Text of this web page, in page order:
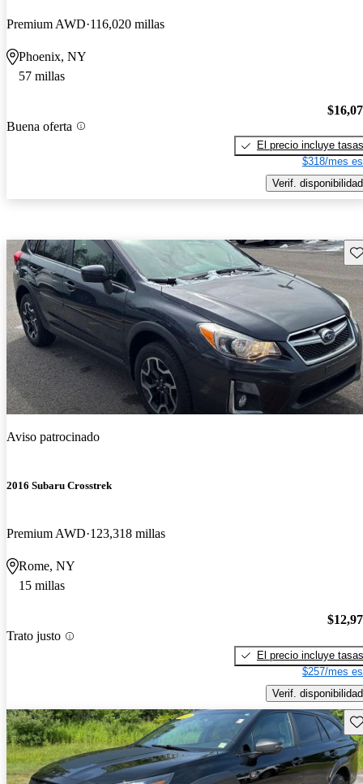
Premium AWD 116,020 millas
Phoenix, NY
57 millas
Buena oferta
El precio incluye tasas
$318/mes
Verif. disponibilidad
Aviso patrocinado
2016 Subaru Crosstrek
Premium AWD 123,318 millas
Rome, NY
15 millas
Trato justo
El precio incluye tasas
$257/mes
Verif. disponibilidad